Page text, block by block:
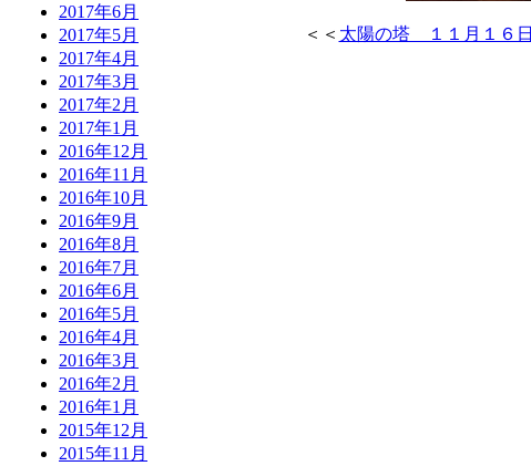
2017年6月
2017年5月
2017年4月
2017年3月
2017年2月
2017年1月
2016年12月
2016年11月
2016年10月
2016年9月
2016年8月
2016年7月
2016年6月
2016年5月
2016年4月
2016年3月
2016年2月
2016年1月
2015年12月
2015年11月
＜＜ 太陽の塔 １１月１６日